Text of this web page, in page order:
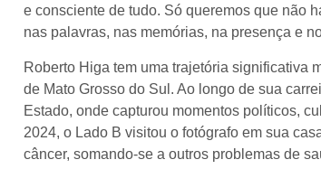
e consciente de tudo. Só queremos que não
nas palavras, nas memórias, na presença e
Roberto Higa tem uma trajetória significativa
de Mato Grosso do Sul. Ao longo de sua
Estado, onde capturou momentos políticos,
2024, o Lado B visitou o fotógrafo em sua
câncer, somando-se a outros problemas de